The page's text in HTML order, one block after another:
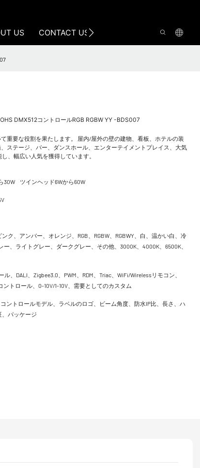
US CONTACT US
DMX512コントロールRGB RGBW YY -BDS007
重要な役割を果たします。 屋内/屋外の壁の建物、看板、ホテルの装
ステージ、バー、ダンスホール、エンターテイメントプレイス、大気
、幅広い人気を獲得しています。
30W ツインヘッド6Wから60W
ク、アンバー、オレンジ、RGB、RGBW、RGBWY、白、温かい白、冷
ー、ライトグレー、ダークグレー、その他、3000K、4000K、6500K、
ル、DALI、Zigbee3.0、PWM、RDM、Triac、WiFi/Wirelessリモコン、
ントロール、0-10V/1-10V、需要としてのカスタム
ントロールモデル、ラベルのロゴ、ビーム角度、防水IP比、長さ、ハ
、パッケージ